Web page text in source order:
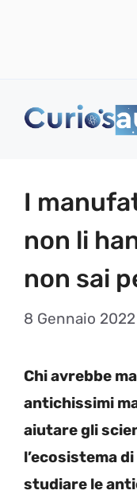
I
non li
non sai
8 Gennaio 2022
Chi avrebbe
antichissimi
aiutare gli
l’ecosistema
studiare le